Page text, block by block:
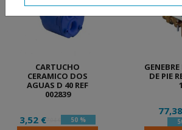
CARTUCHO
CERAMICO DOS
AGUAS D 40 REF
002839
3,52 € 50 %
DE PIE